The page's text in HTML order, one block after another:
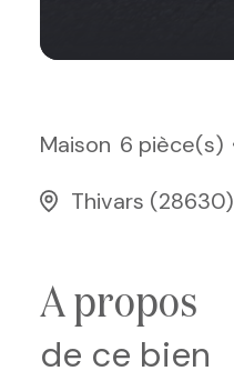
Maison 6 pièce(s)
Thivars (28630)
a propos
de ce bien